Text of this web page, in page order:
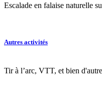
Escalade en falaise naturelle
Autres activités
Tir à l’arc, VTT, et bien